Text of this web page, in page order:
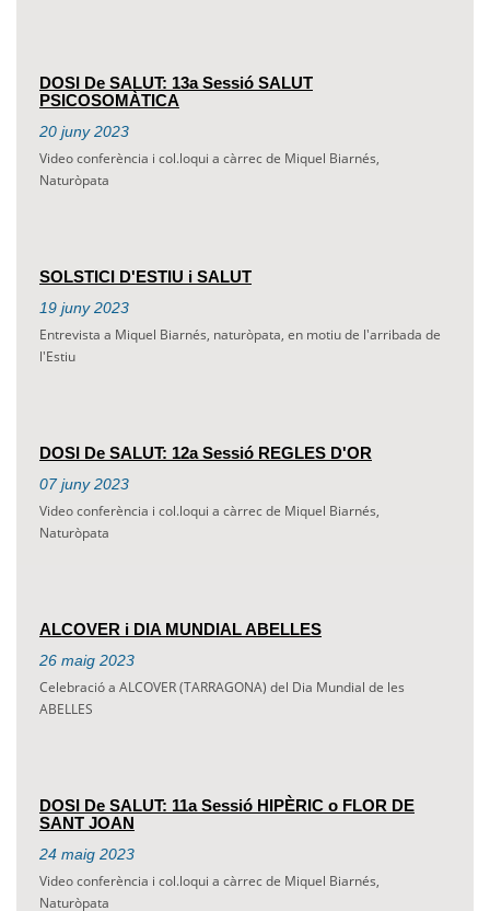
DOSI De SALUT: 13a Sessió SALUT
PSICOSOMÀTICA
20 juny 2023
Video conferència i col.loqui a càrrec de Miquel Biarnés,
Naturòpata
SOLSTICI D'ESTIU i SALUT
19 juny 2023
Entrevista a Miquel Biarnés, naturòpata, en motiu de l'arribada de
l'Estiu
DOSI De SALUT: 12a Sessió REGLES D'OR
07 juny 2023
Video conferència i col.loqui a càrrec de Miquel Biarnés,
Naturòpata
ALCOVER i DIA MUNDIAL ABELLES
26 maig 2023
Celebració a ALCOVER (TARRAGONA) del Dia Mundial de les
ABELLES
DOSI De SALUT: 11a Sessió HIPÈRIC o FLOR DE
SANT JOAN
24 maig 2023
Video conferència i col.loqui a càrrec de Miquel Biarnés,
Naturòpata